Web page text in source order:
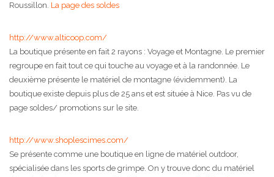
Roussillon. La page des soldes
http://www.alticoop.com/
La boutique présente en fait 2 rayons : Voyage et Montagne. Le premier
regroupe en fait tout ce qui touche au voyage et à la randonnée. Le
deuxième présente le matériel de montagne (évidemment). La
boutique existe depuis plus de 25 ans et est située à Nice. Pas vu de
page soldes/ promotions sur le site.
http://www.shoplescimes.com/
Se présente comme une boutique en ligne de matériel outdoor,
spécialisée dans les sports de grimpe. On y trouve donc du matériel